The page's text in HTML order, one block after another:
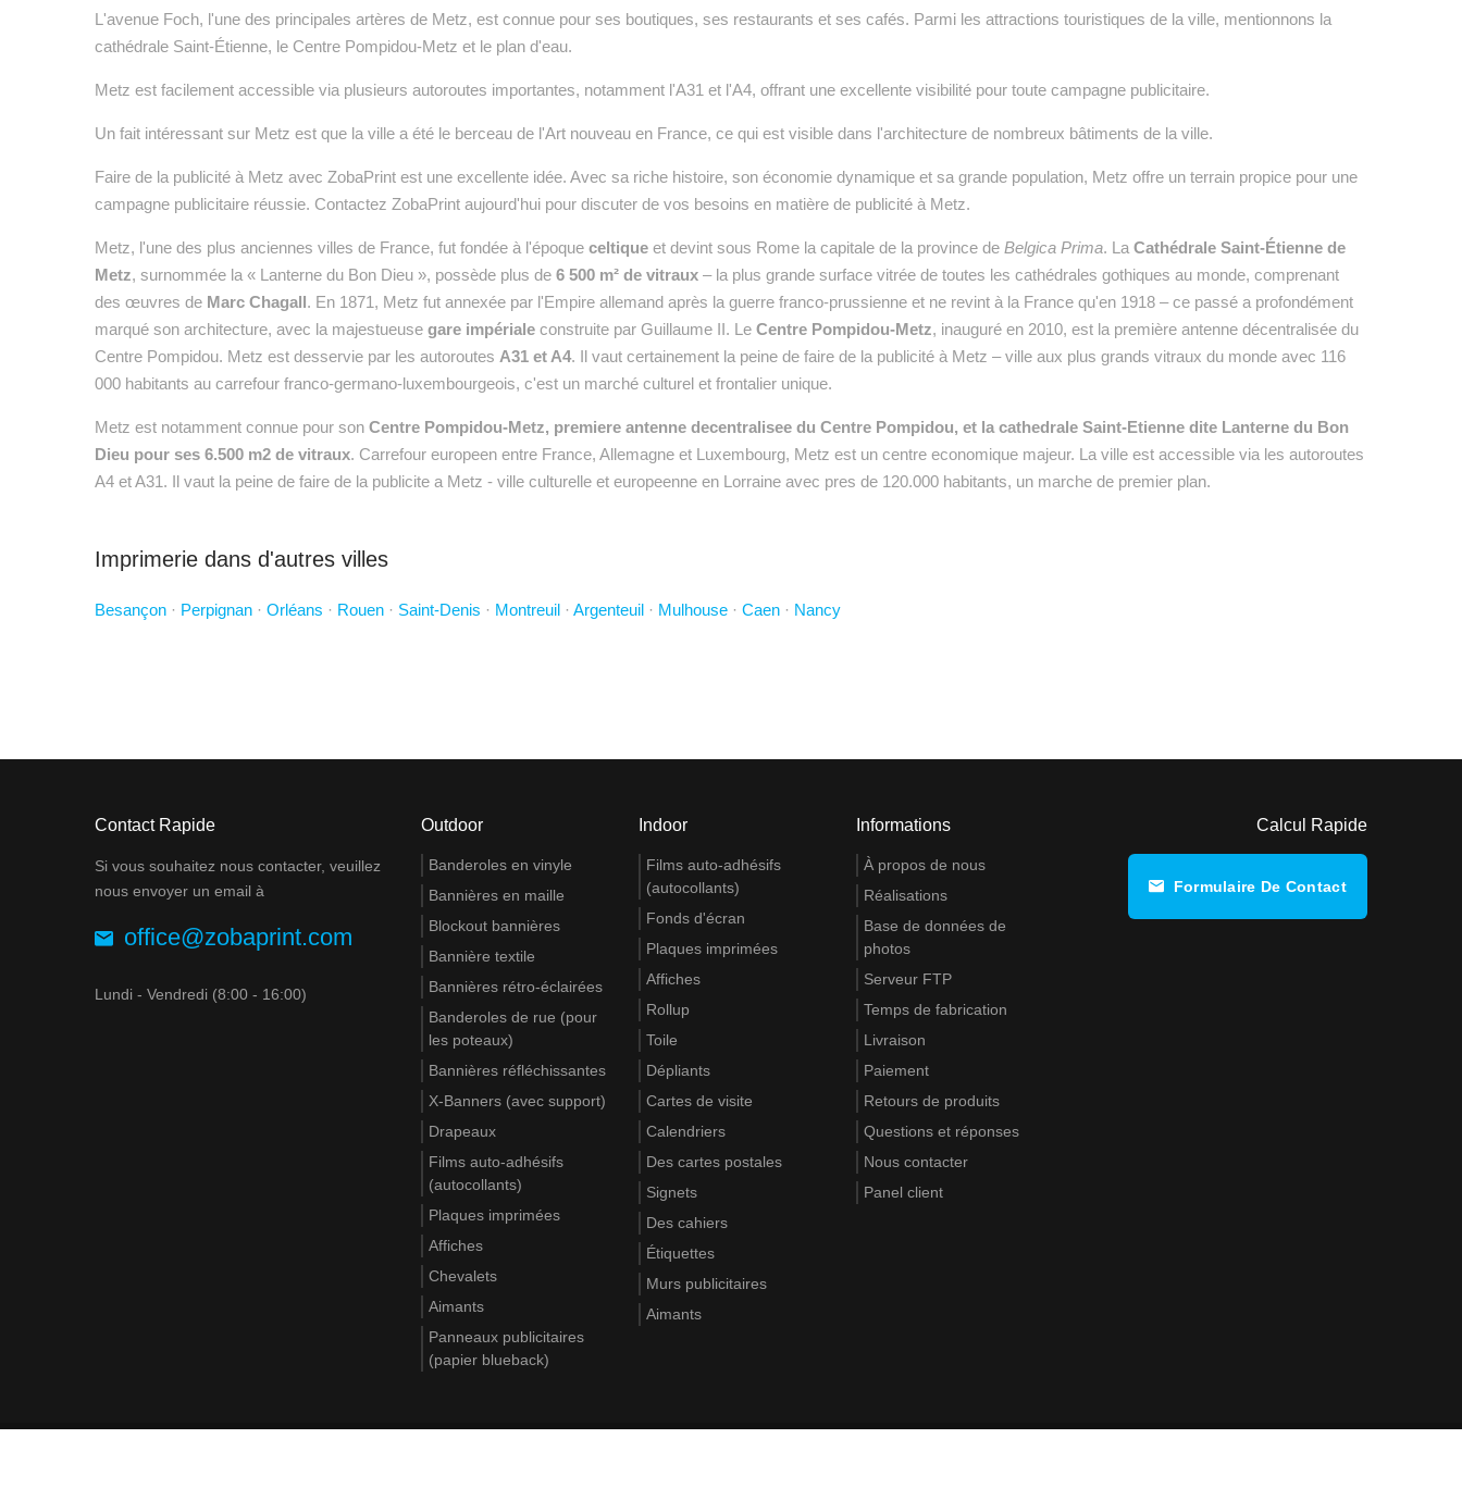
L'avenue Foch, l'une des principales artères de Metz, est connue pour ses boutiques, ses restaurants et ses cafés. Parmi les attractions touristiques de la ville, mentionnons la
cathédrale Saint-Étienne, le Centre Pompidou-Metz et le plan d'eau.
Metz est facilement accessible via plusieurs autoroutes importantes, notamment l'A31 et l'A4, offrant une excellente visibilité pour toute campagne publicitaire.
Un fait intéressant sur Metz est que la ville a été le berceau de l'Art nouveau en France, ce qui est visible dans l'architecture de nombreux bâtiments de la ville.
Faire de la publicité à Metz avec ZobaPrint est une excellente idée. Avec sa riche histoire, son économie dynamique et sa grande population, Metz offre un terrain propice pour une
campagne publicitaire réussie. Contactez ZobaPrint aujourd'hui pour discuter de vos besoins en matière de publicité à Metz.
Metz, l'une des plus anciennes villes de France, fut fondée à l'époque celtique et devint sous Rome la capitale de la province de Belgica Prima. La Cathédrale Saint-Étienne de
Metz, surnommée la « Lanterne du Bon Dieu », possède plus de 6 500 m² de vitraux – la plus grande surface vitrée de toutes les cathédrales gothiques au monde, comprenant
des œuvres de Marc Chagall. En 1871, Metz fut annexée par l'Empire allemand après la guerre franco-prussienne et ne revint à la France qu'en 1918 – ce passé a profondément
marqué son architecture, avec la majestueuse gare impériale construite par Guillaume II. Le Centre Pompidou-Metz, inauguré en 2010, est la première antenne décentralisée du
Centre Pompidou. Metz est desservie par les autoroutes A31 et A4. Il vaut certainement la peine de faire de la publicité à Metz – ville aux plus grands vitraux du monde avec 116
000 habitants au carrefour franco-germano-luxembourgeois, c'est un marché culturel et frontalier unique.
Metz est notamment connue pour son Centre Pompidou-Metz, premiere antenne decentralisee du Centre Pompidou, et la cathedrale Saint-Etienne dite Lanterne du Bon
Dieu pour ses 6.500 m2 de vitraux. Carrefour europeen entre France, Allemagne et Luxembourg, Metz est un centre economique majeur. La ville est accessible via les autoroutes
A4 et A31. Il vaut la peine de faire de la publicite a Metz - ville culturelle et europeenne en Lorraine avec pres de 120.000 habitants, un marche de premier plan.
Imprimerie dans d'autres villes
Besançon · Perpignan · Orléans · Rouen · Saint-Denis · Montreuil · Argenteuil · Mulhouse · Caen · Nancy
Contact Rapide
Si vous souhaitez nous contacter, veuillez
nous envoyer un email à
office@zobaprint.com
Lundi - Vendredi (8:00 - 16:00)
Outdoor
Banderoles en vinyle
Bannières en maille
Blockout bannières
Bannière textile
Bannières rétro-éclairées
Banderoles de rue (pour
les poteaux)
Bannières réfléchissantes
X-Banners (avec support)
Drapeaux
Films auto-adhésifs
(autocollants)
Plaques imprimées
Affiches
Chevalets
Aimants
Panneaux publicitaires
(papier blueback)
Indoor
Films auto-adhésifs
(autocollants)
Fonds d'écran
Plaques imprimées
Affiches
Rollup
Toile
Dépliants
Cartes de visite
Calendriers
Des cartes postales
Signets
Des cahiers
Étiquettes
Murs publicitaires
Aimants
Informations
À propos de nous
Réalisations
Base de données de
photos
Serveur FTP
Temps de fabrication
Livraison
Paiement
Retours de produits
Questions et réponses
Nous contacter
Panel client
Calcul Rapide
Formulaire De Contact